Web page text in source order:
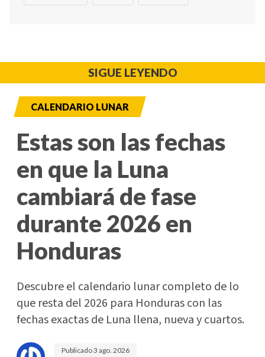
SIGUE LEYENDO
CALENDARIO LUNAR
Estas son las fechas
en que la Luna
cambiará de fase
durante 2026 en
Honduras
Descubre el calendario lunar completo de lo
que resta del 2026 para Honduras con las
fechas exactas de Luna llena, nueva y cuartos.
Publicado3 ago. 2026